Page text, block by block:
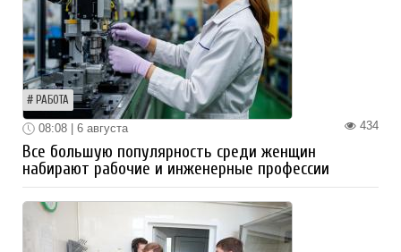
РАБОТА
434
08:08 | 6 августа
Все большую популярность среди женщин
набирают рабочие и инженерные профессии